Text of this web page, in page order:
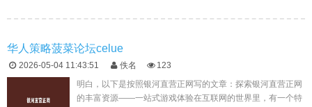
华人策略菠菜论坛celue
2026-05-04 11:43:51 佚名
123
明白，以下是按照银河直营正网写的文章：探索银河直营正网
的丰富资源——一站式游戏体验在互联网的世界里，有一个特